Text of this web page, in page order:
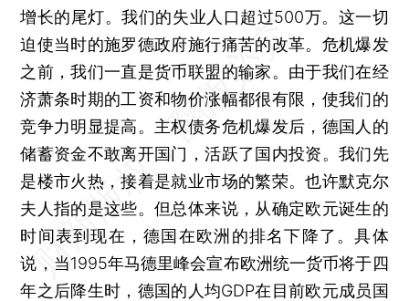
增长的尾灯。我们的失业人口超过500万。这一切
迫使当时的施罗德政府施行痛苦的改革。危机爆发
之前，我们一直是货币联盟的输家。由于我们在经
济萧条时期的工资和物价涨幅都很有限，使我们的
竞争力明显提高。主权债务危机爆发后，德国人的
储蓄资金不敢离开国门，活跃了国内投资。我们先
是楼市火热，接着是就业市场的繁荣。也许默克尔
夫人指的是这些。但总体来说，从确定欧元诞生的
时间表到现在，德国在欧洲的排名下降了。具体
说，当1995年马德里峰会宣布欧洲统一货币将于四
年之后降生时，德国的人均GDP在目前欧元成员国